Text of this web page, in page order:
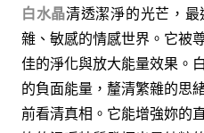
白水晶清透潔淨的光芒，
雜、敏感的情感世界。它被
佳的淨化與放大能量效果。
的負面能量，釐清繁雜的思
前看清真相。它能增強妳的